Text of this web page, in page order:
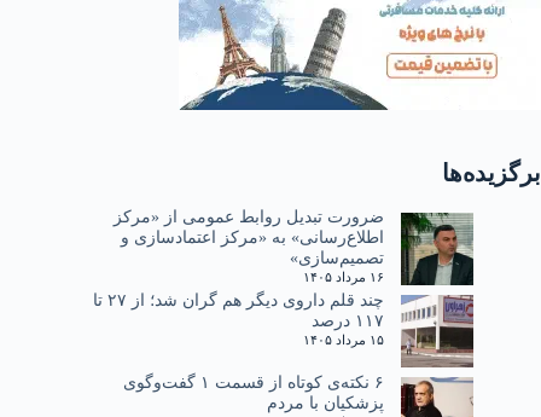
برگزیده‌ها
ضرورت تبدیل روابط عمومی از «مرکز
اطلاع‌رسانی» به «مرکز اعتمادسازی و
تصمیم‌سازی»
۱۶ مرداد ۱۴۰۵
چند قلم داروی دیگر هم گران شد؛ از ۲۷ تا
۱۱۷ درصد
۱۵ مرداد ۱۴۰۵
۶ نکته‌ی کوتاه از قسمت ۱ گفت‌وگوی
پزشکیان با مردم